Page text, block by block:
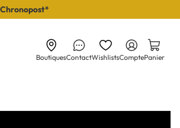
BoutiquesContactWishlistsComptePanier